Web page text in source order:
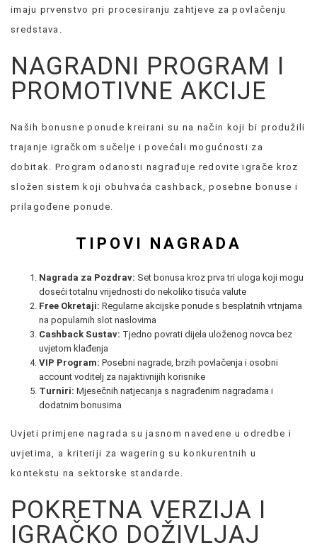
imaju prvenstvo pri procesiranju zahtjeve za povlačenju
sredstava.
NAGRADNI PROGRAM I
PROMOTIVNE AKCIJE
Naših bonusne ponude kreirani su na način koji bi produžili
trajanje igračkom sučelje i povećali mogućnosti za
dobitak. Program odanosti nagrađuje redovite igrače kroz
složen sistem koji obuhvaća cashback, posebne bonuse i
prilagođene ponude.
TIPOVI NAGRADA
Nagrada za Pozdrav: Set bonusa kroz prva tri uloga koji mogu
doseći totalnu vrijednosti do nekoliko tisuća valute
Free Okretaji: Regularne akcijske ponude s besplatnih vrtnjama
na popularnih slot naslovima
Cashback Sustav: Tjedno povrati dijela uloženog novca bez
uvjetom klađenja
VIP Program: Posebni nagrade, brzih povlačenja i osobni
account voditelj za najaktivnijih korisnike
Turniri: Mjesečnih natjecanja s nagrađenim nagradama i
dodatnim bonusima
Uvjeti primjene nagrada su jasnom navedene u odredbe i
uvjetima, a kriteriji za wagering su konkurentnih u
kontekstu na sektorske standarde.
POKRETNA VERZIJA I
IGRAČKO DOŽIVLJAJ